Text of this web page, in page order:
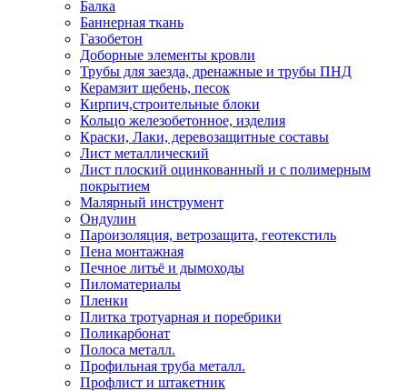
Балка
Баннерная ткань
Газобетон
Доборные элементы кровли
Трубы для заезда, дренажные и трубы ПНД
Керамзит щебень, песок
Кирпич,строительные блоки
Кольцо железобетонное, изделия
Краски, Лаки, деревозащитные составы
Лист металлический
Лист плоский оцинкованный и с полимерным
покрытием
Малярный инструмент
Ондулин
Пароизоляция, ветрозащита, геотекстиль
Пена монтажная
Печное литьё и дымоходы
Пиломатериалы
Пленки
Плитка тротуарная и поребрики
Поликарбонат
Полоса металл.
Профильная труба металл.
Профлист и штакетник